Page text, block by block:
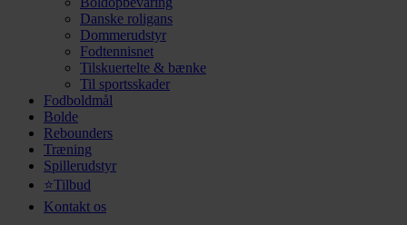
Danske roligans
Dommerudstyr
Fodtennisnet
Tilskuertelte & bænke
Til sportsskader
Fodboldmål
Bolde
Rebounders
Træning
Spillerudstyr
⭐Tilbud
Kontakt os